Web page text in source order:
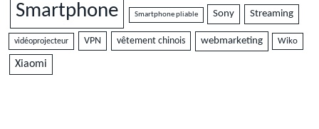
Smartphone Smartphone pliable Sony Streaming
vidéoprojecteur VPN vêtement chinois webmarketing Wiko
Xiaomi